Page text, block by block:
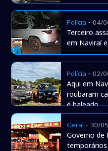
Polícia -04/
Terceiro
em Naviraí
Polícia -02/
Aqui em
roubaram
é baleado
Geral - 30/
Governo de
temporários